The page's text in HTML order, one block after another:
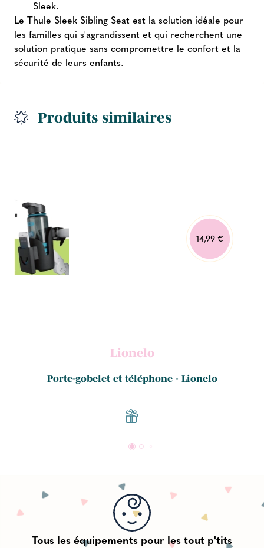
Sleek.
Le Thule Sleek Sibling Seat est la solution idéale pour
les familles qui s'agrandissent et qui recherchent une
solution pratique sans compromettre le confort et la
sécurité de leurs enfants.
Produits similaires
14,99 €
Lionelo
Porte-gobelet et téléphone - Lionelo
Tous les équipements pour les tout p'tits